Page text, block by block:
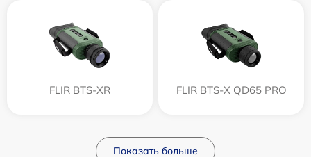
FLIR BTS-XR FLIR BTS-X QD65 PRO
Показать больше